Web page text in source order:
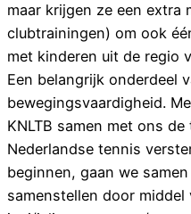
maar krijgen ze een extra
clubtrainingen) om ook
met kinderen uit de regio
Een belangrijk onderdeel
bewegingsvaardigheid.
KNLTB samen met ons
Nederlandse tennis
beginnen, gaan we
samenstellen door